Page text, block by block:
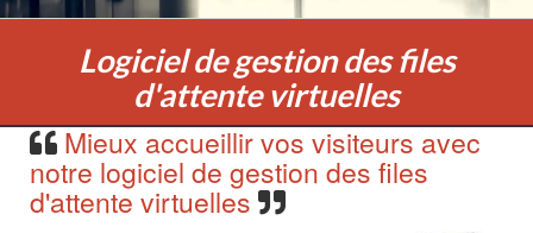
Logiciel de gestion des files
d'attente virtuelles
Mieux accueillir vos visiteurs avec
notre logiciel de gestion des files
d'attente virtuelles